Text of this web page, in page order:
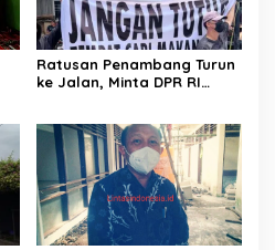
Ratusan Penambang Turun
ke Jalan, Minta DPR RI